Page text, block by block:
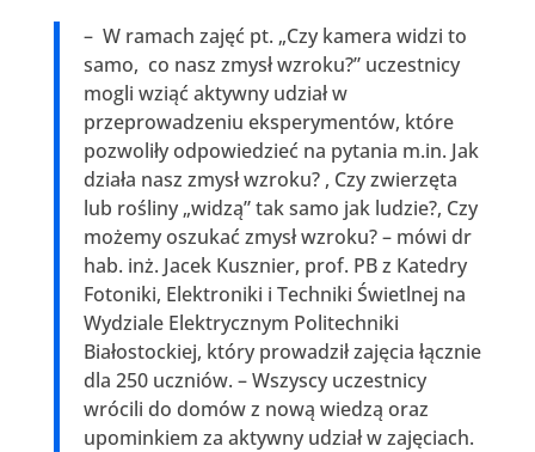
– W ramach zajęć pt. „Czy kamera widzi to
samo, co nasz zmysł wzroku?” uczestnicy
mogli wziąć aktywny udział w
przeprowadzeniu eksperymentów, które
pozwoliły odpowiedzieć na pytania m.in. Jak
działa nasz zmysł wzroku? , Czy zwierzęta
lub rośliny „widzą” tak samo jak ludzie?, Czy
możemy oszukać zmysł wzroku? – mówi dr
hab. inż. Jacek Kusznier, prof. PB z Katedry
Fotoniki, Elektroniki i Techniki Świetlnej na
Wydziale Elektrycznym Politechniki
Białostockiej, który prowadził zajęcia łącznie
dla 250 uczniów. – Wszyscy uczestnicy
wrócili do domów z nową wiedzą oraz
upominkiem za aktywny udział w zajęciach.